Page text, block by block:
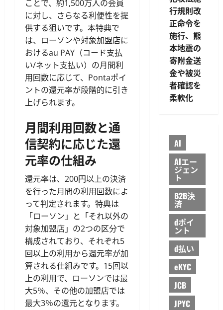
ことで、約1,500万人の会員
に対し、さらなる利便性を提
供する狙いです。本特典で
は、ローソンや対象加盟店に
おけるau PAY（コード支払
い/ネット支払い）の月間利
用回数に応じて、Pontaポイ
ントの還元率が段階的に引き
上げられます。
月間利用回数と通
信契約に応じた還
元率の仕組み
還元率は、200円以上の決済
を行った月間の利用回数によ
って判定されます。特典は
「ローソン」と「それ以外の
対象加盟店」の2つの区分で
構成されており、それぞれ5
回以上の利用から還元率が加
算される仕組みです。15回以
上の利用で、ローソンでは最
大5％、その他の加盟店では
最大3％の還元となります。
行規則改
正命令を
施行、熊
本地震の
寄附金送
金や被災
者確認を
柔軟化
AI
AIエー
ジェン
ト
B2B決
済
dポイ
ント
d払い
eKYC
JCB
JPYC